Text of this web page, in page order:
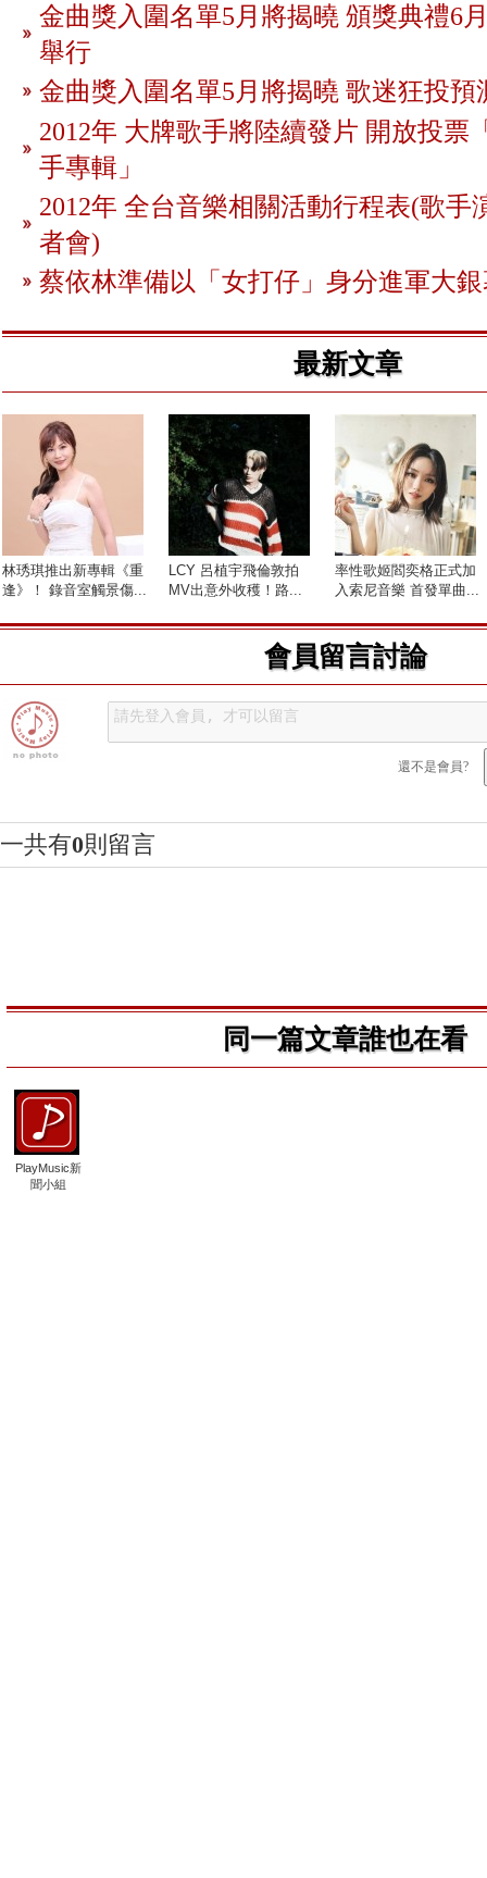
金曲獎入圍名單5月將揭曉 頒獎典禮6
舉行
金曲獎入圍名單5月將揭曉 歌迷狂投預
2012年 大牌歌手將陸續發片 開放投票
手專輯」
2012年 全台音樂相關活動行程表(歌手
者會)
蔡依林準備以「女打仔」身分進軍大
最新文章
林琇琪推出新專輯《重
逢》！ 錄音室觸景傷...
LCY 呂植宇飛倫敦拍
MV出意外收穫！路...
率性歌姬閻奕格正式加
入索尼音樂 首發單曲...
會員留言討論
還不是會員?
一共有0則留言
同一篇文章誰也在看
PlayMusic新
聞小組